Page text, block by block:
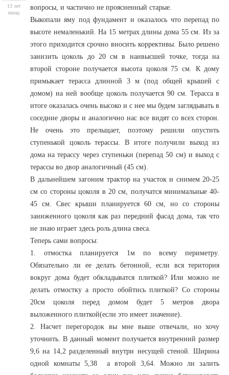
13 лет
назад
вопросы, и частично не проясненный старые.
Выкопали яму под фундамент и оказалось что перепад по
высоте немаленький. На 15 метрах длины дома 55 см. Из за
этого приходится срочно вносить коррективы. Было решено
занизить цоколь до 20 см в наивысшей точке, тогда на
второй стороне получается высота цоколя 75 см. К дому
примыкает терасса длинной 3 м (под общей крышей с
домом) на ней вообще цоколь получается 90 см. Терасса в
итоге оказалась очень высоко и с нее мы будем заглядывать в
соседние дворы и аналогично нас все видят со всех сторон.
Не очень это прельщает, поэтому решили опустить
ступенькой цоколь терассы. В итоге получили выход из
дома на терассу через ступеньки (перепад 50 см) и выход с
терассы во двор аналогичный (45 см).
В дальнейшем загоним трактор на участок и снимем 20-25
см со стороны цоколя в 20 см, получатся минимальные 40-
45 см. Свес крыши планируется 60 см, но со стороны
заниженного цоколя как раз передний фасад дома, так что
не знаю играет здесь роль длина свеса.
Теперь сами вопросы:
1. отмостка планируется 1м по всему периметру.
Обязательно ли ее делать бетонной, если вся територия
вокруг дома будет обкладыватся плиткой? Или можно не
делать отмостку а просто обойтись плиткой? Со стороны
20см цоколя перед домом будет 5 метров двора
выложенного плиткой(если это имеет значение).
2. Насчет перегородок вы мне выше отвечали, но хочу
уточнить. В данный момент получается внутренний размер
9,6 на 14,2 разделенный внутри несущей стеной. Ширина
одной комнаты 5,38 а второй 3,64. Можно ли залить